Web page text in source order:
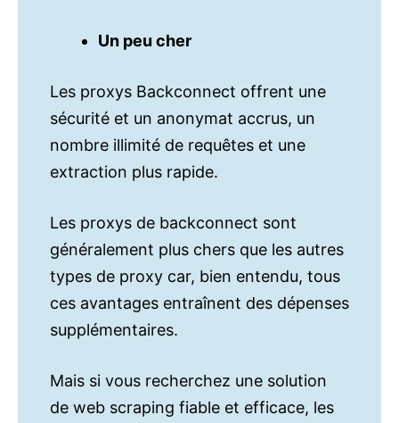
Un peu cher
Les proxys Backconnect offrent une
sécurité et un anonymat accrus, un
nombre illimité de requêtes et une
extraction plus rapide.
Les proxys de backconnect sont
généralement plus chers que les autres
types de proxy car, bien entendu, tous
ces avantages entraînent des dépenses
supplémentaires.
Mais si vous recherchez une solution
de web scraping fiable et efficace, les